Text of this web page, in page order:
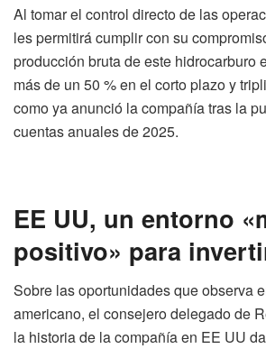
Al tomar el control directo de las
les permitirá cumplir con su
producción bruta de este hidrocarburo
más de un 50 % en el corto plazo y
como ya anunció la compañía tras la
cuentas anuales de 2025.
EE UU, un entorno
positivo» para
Sobre las oportunidades que observa
americano, el consejero delegado de
la historia de la compañía en EE UU